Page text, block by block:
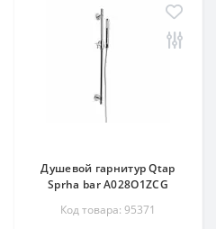
Душевой гарнитур Qtap
Sprha bar A028O1ZCG
Код товара: 95371